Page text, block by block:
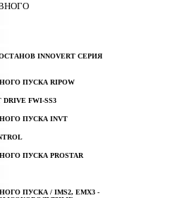
INNOVERT СЕРИЯ
ПУСКА RIPOW
FWI-SS3
ПУСКА INVT
ПУСКА PROSTAR
ПУСКА / IMS2, EMX3 -